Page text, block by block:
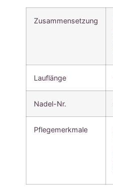
Zusammensetzung
Lauflänge
Nadel-Nr.
Pflegemerkmale